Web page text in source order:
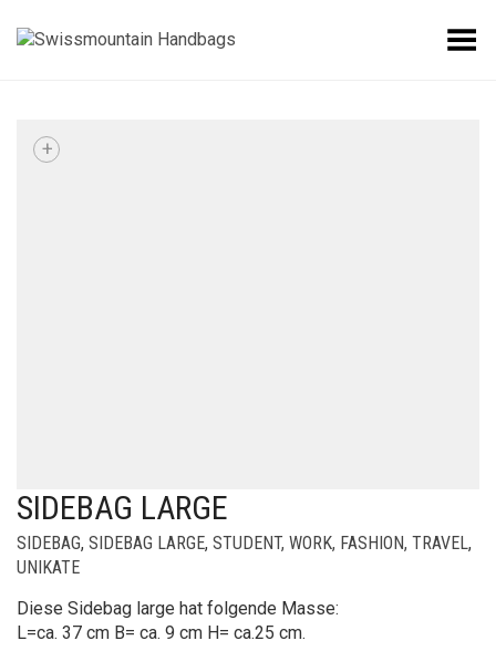
Toggle Menu
+
SIDEBAG LARGE
SIDEBAG, SIDEBAG LARGE, STUDENT, WORK, FASHION, TRAVEL,
UNIKATE
Diese Sidebag large hat folgende Masse:
L=ca. 37 cm B= ca. 9 cm H= ca.25 cm.